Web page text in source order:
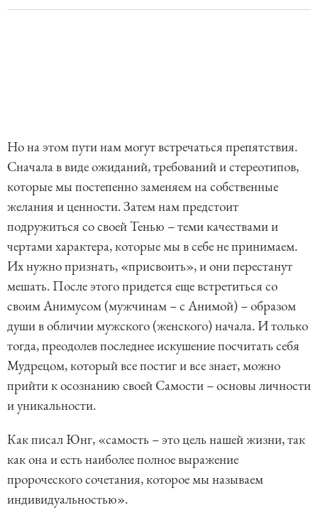
Но на этом пути нам могут встречаться препятствия.
Сначала в виде ожиданий, требований и стереотипов,
которые мы постепенно заменяем на собственные
желания и ценности. Затем нам предстоит
подружиться со своей Тенью – теми качествами и
чертами характера, которые мы в себе не принимаем.
Их нужно признать, «присвоить», и они перестанут
мешать. После этого придется еще встретиться со
своим Анимусом (мужчинам – с Анимой) – образом
души в обличии мужского (женского) начала. И только
тогда, преодолев последнее искушение посчитать себя
Мудрецом, который все постиг и все знает, можно
прийти к осознанию своей Самости – основы личности
и уникальности.
Как писал Юнг, «самость – это цель нашей жизни, так
как она и есть наиболее полное выражение
пророческого сочетания, которое мы называем
индивидуальностью».